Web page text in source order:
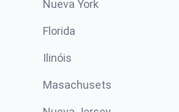
Nueva York
Florida
Ilinóis
Masachusets